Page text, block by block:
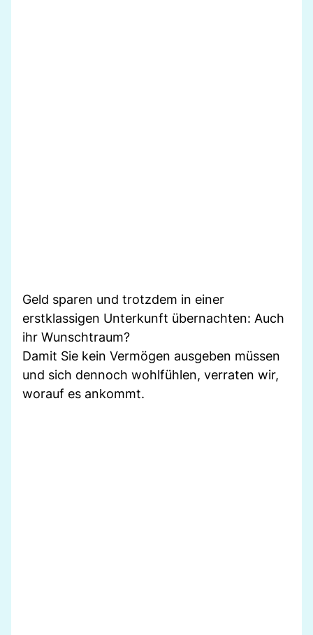
Geld sparen und trotzdem in einer
erstklassigen Unterkunft übernachten: Auch
ihr Wunschtraum?
Damit Sie kein Vermögen ausgeben müssen
und sich dennoch wohlfühlen, verraten wir,
worauf es ankommt.